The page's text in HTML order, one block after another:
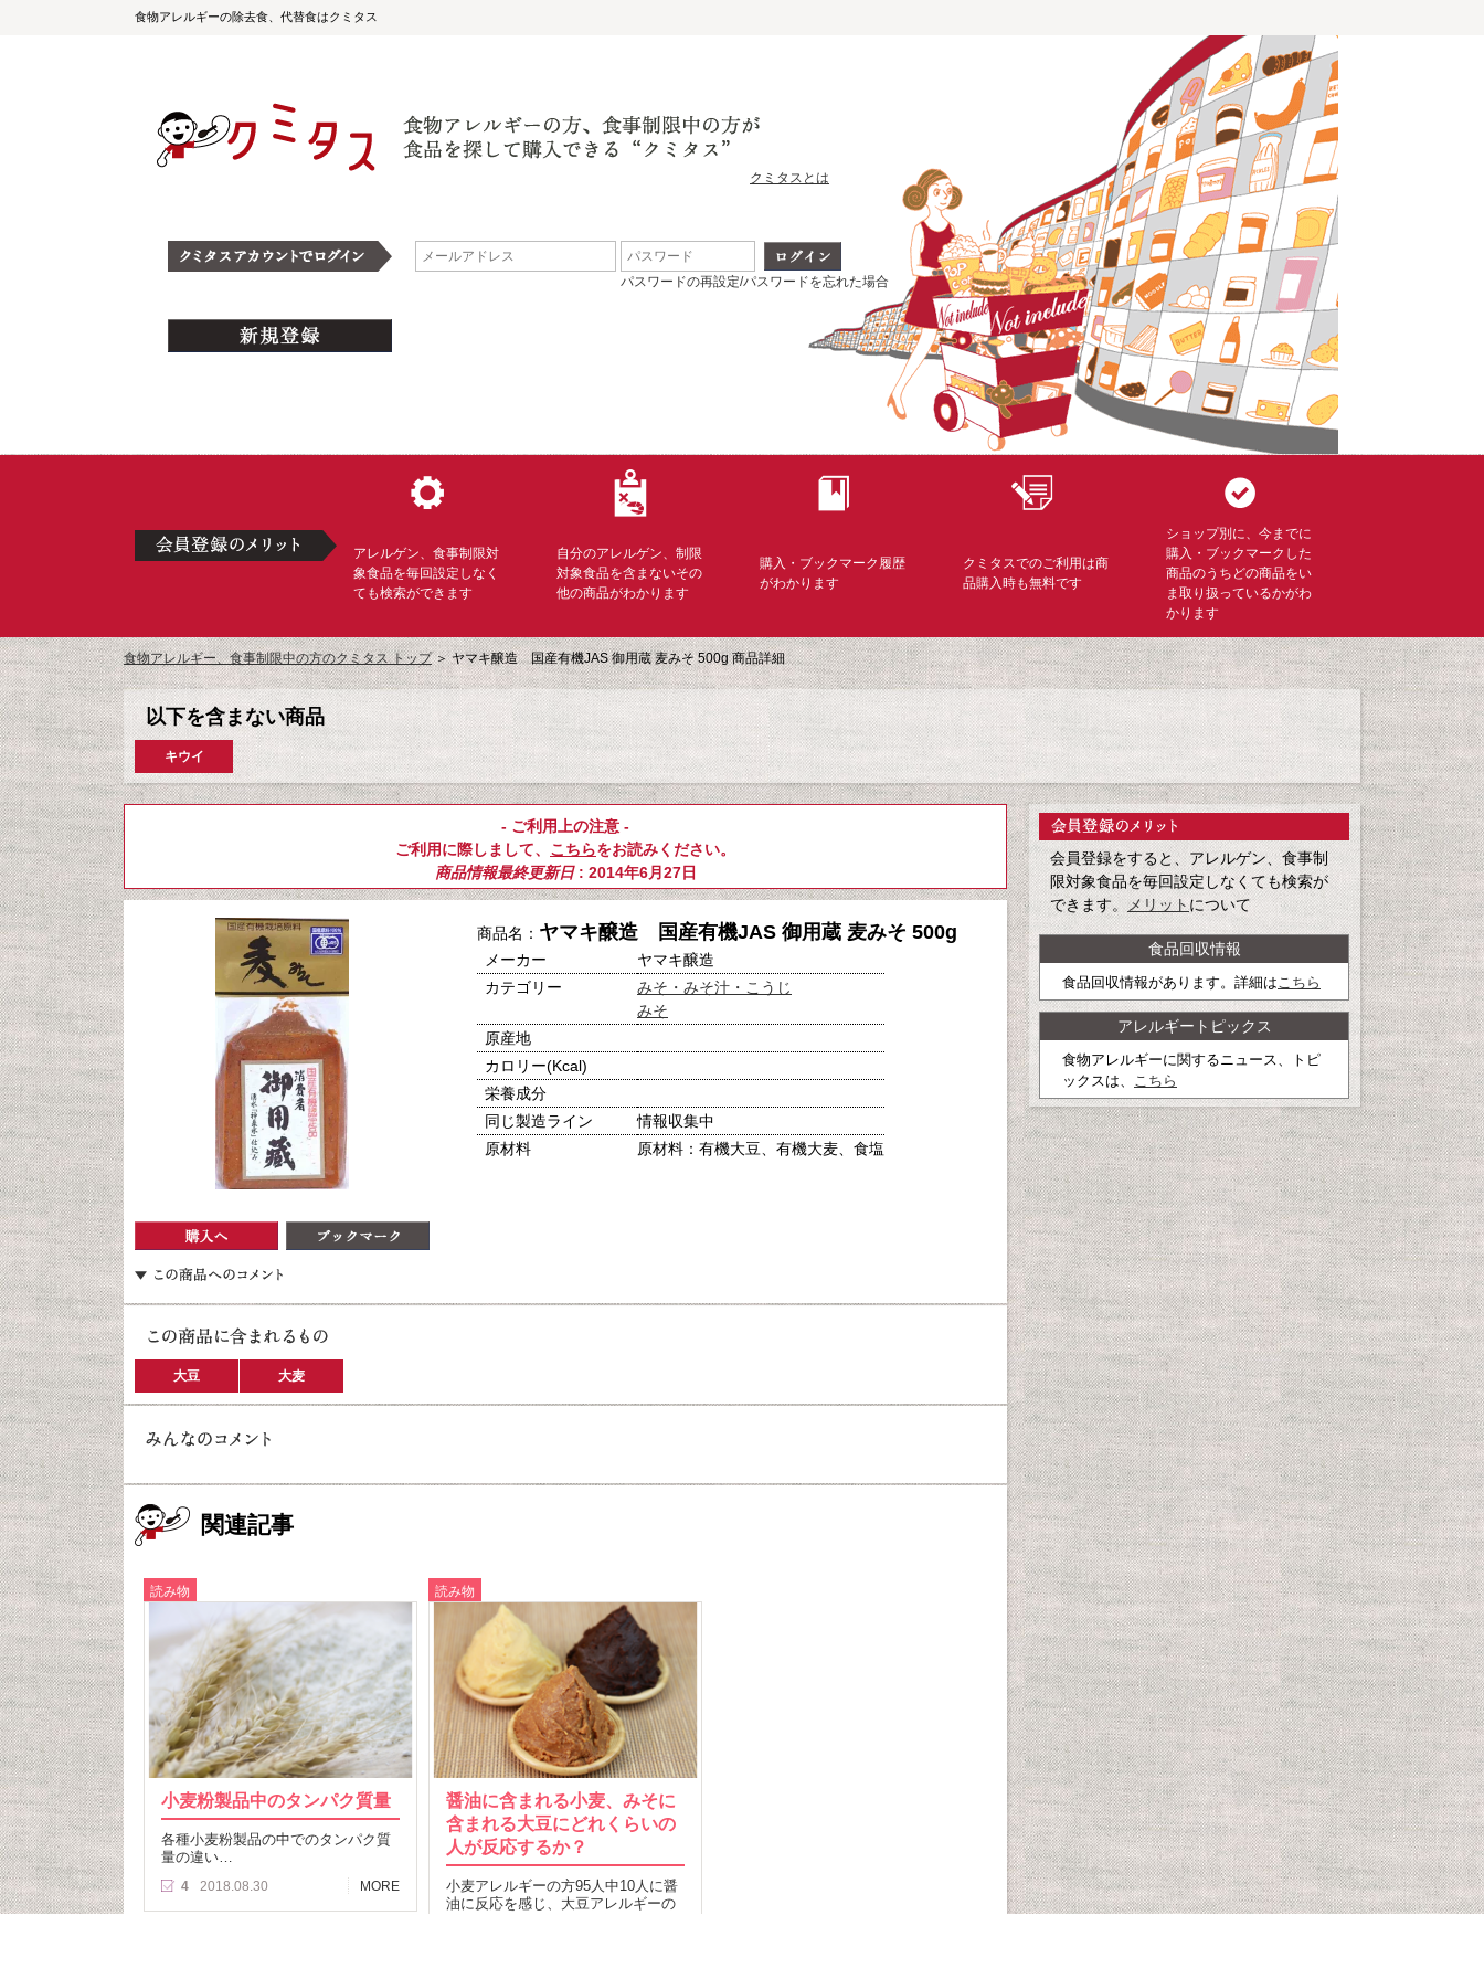
食物アレルギーの除去食、代替食はクミタス
クミタスとは
パスワードの再設定/パスワードを忘れた場合
アレルゲン、食事制限対
象食品を毎回設定しなく
ても検索ができます
自分のアレルゲン、制限
対象食品を含まないその
他の商品がわかります
購入・ブックマーク履歴
がわかります
クミタスでのご利用は商
品購入時も無料です
ショップ別に、今までに
購入・ブックマークした
商品のうちどの商品をい
ま取り扱っているかがわ
かります
食物アレルギー、食事制限中の方のクミタス トップ＞ヤマキ醸造 国産有機JAS 御用蔵 麦みそ 500g 商品詳細
以下を含まない商品
キウイ
- ご利用上の注意 -
ご利用に際しまして、 こちらをお読みください。
商品情報最終更新日: 2014年6月27日
商品名： ヤマキ醸造 国産有機JAS 御用蔵 麦みそ 500g
メーカー
ヤマキ醸造
カテゴリー
みそ・みそ汁・こうじ
みそ
原産地
カロリー(Kcal)
栄養成分
同じ製造ライン
情報収集中
原材料
原材料：有機大豆、有機大麦、食塩
大豆 大麦
関連記事
読み物
小麦粉製品中のタンパク質量
各種小麦粉製品の中でのタンパク質
量の違い…
4 2018.08.30 MORE
読み物
醤油に含まれる小麦、みそに
含まれる大豆にどれくらいの
人が反応するか？
小麦アレルギーの方95人中10人に醤
油に反応を感じ、大豆アレルギーの
会員登録をすると、アレルゲン、食事制
限対象食品を毎回設定しなくても検索が
できます。メリットについて
食品回収情報
食品回収情報があります。詳細は こちら
アレルギートピックス
食物アレルギーに関するニュース、トピ
ックスは、
こちら